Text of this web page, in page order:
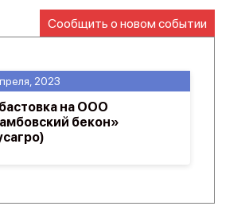
API
О проекте
Сообщить о новом событии
2023
на ООО
бекон»